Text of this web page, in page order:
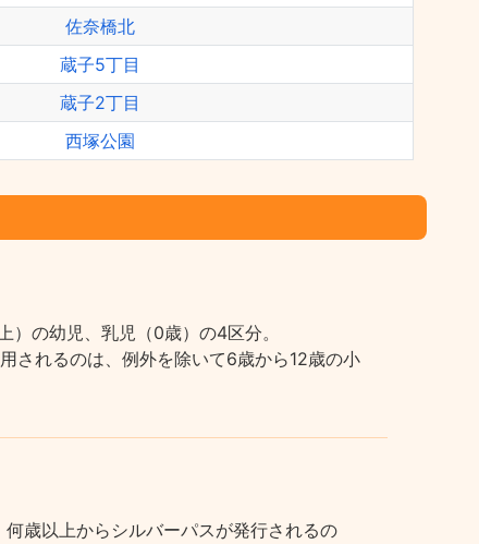
佐奈橋北
蔵子5丁目
蔵子2丁目
西塚公園
の幼児、乳児（0歳）の4区分。
されるのは、例外を除いて6歳から12歳の小
歳以上からシルバーパスが発行されるの